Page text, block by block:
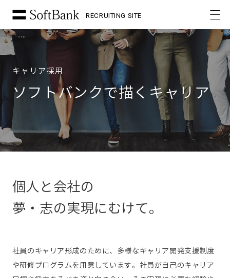
RECRUITING SITE
キャリア採用
ソフトバンクで描くキャリア
個人と会社の
夢・志の実現にむけて。
社員のキャリア形成のために、多様なキャリア開発支援制度
や研修プログラムを用意しています。社員が自己のキャリア